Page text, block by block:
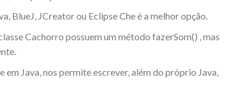
BlueJ, JCreator ou Eclipse Che é a melhor opção.
Cachorro possuem um método fazerSom() , mas
Java, nos permite escrever, além do próprio Java,